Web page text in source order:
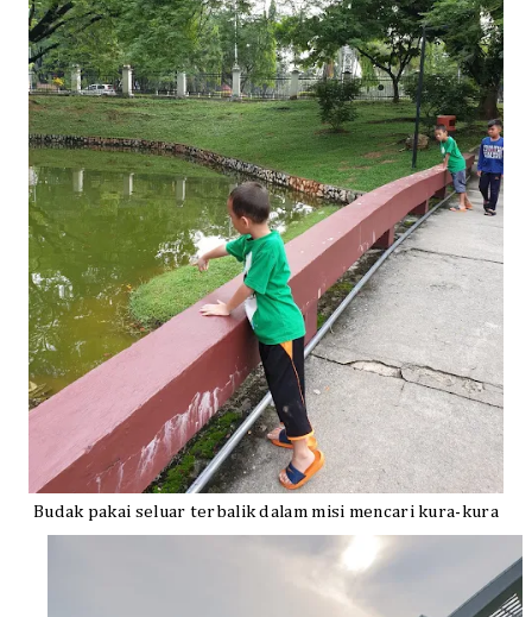
Budak pakai seluar terbalik dalam misi mencari kura-kura